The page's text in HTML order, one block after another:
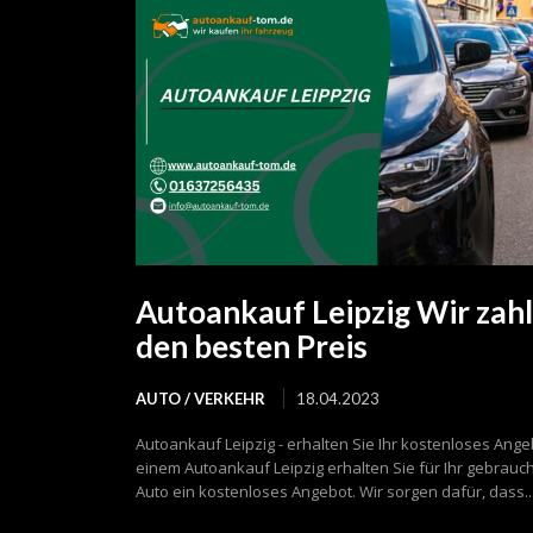
Autoankauf Leipzig Wir
den besten Preis
AUTO / VERKEHR 18.04.2023
Autoankauf Leipzig - erhalten Sie Ihr kostenloses
einem Autoankauf Leipzig erhalten Sie für Ihr
Auto ein kostenloses Angebot. Wir sorgen dafür,